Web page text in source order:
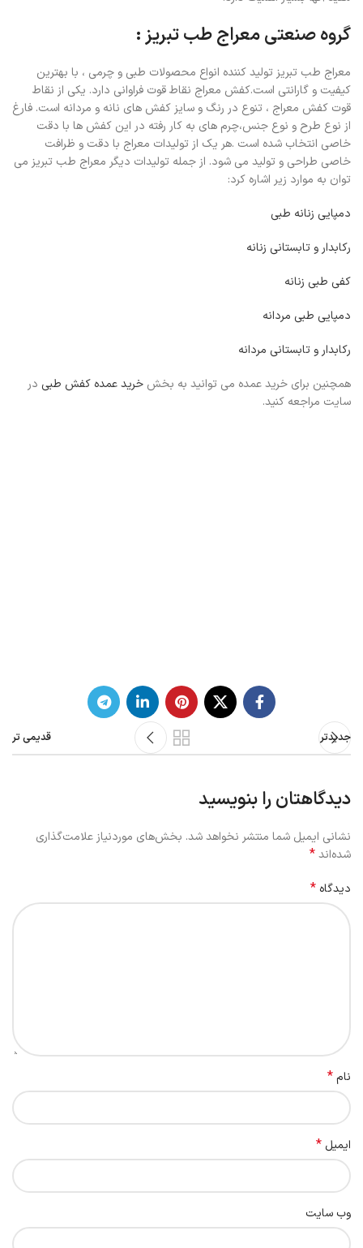
گروه صنعتی معراج طب تبریز :
معراج طب تبریز تولید کننده انواع محصولات طبی و چرمی ، با بهترین
کیفیت و گارانتی است.کفش معراج نقاط قوت فراوانی دارد. یکی از نقاط
قوت کفش معراج ، تنوع در رنگ و سایز کفش های نانه و مردانه است. فارغ
از نوع طرح و نوع جنس،چرم های به کار رفته در این کفش ها با دقت
خاصی انتخاب شده است .هر یک از تولیدات معراج با دقت و ظرافت
خاصی طراحی و تولید می شود. از جمله تولیدات دیگر معراج طب تبریز می
توان به موارد زیر اشاره کرد:
دمپایی زنانه طبی
رکابدار و تابستانی زنانه
کفی طبی زنانه
دمپایی طبی مردانه
رکابدار و تابستانی مردانه
همچنین برای خرید عمده می توانید به بخش خرید عمده کفش طبی در
سایت مراجعه کنید.
جدیدتر قدیمی تر
دیدگاهتان را بنویسید
نشانی ایمیل شما منتشر نخواهد شد. بخش‌های موردنیاز علامت‌گذاری
شده‌اند*
دیدگاه *
نام*
ایمیل *
وب‌ سایت